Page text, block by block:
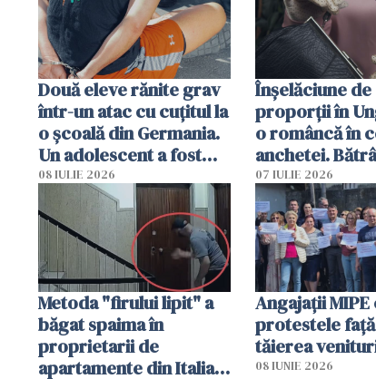
Două eleve rănite grav
într-un atac cu cuțitul la
o școală din Germania.
Un adolescent a fost
arestat
08 IULIE 2026
Înșelăciune de
proporții în
o româncă în
anchetei.
puși să lase la
genți cu aur și
07 IULIE 2026
Metoda "firului lipit" a
băgat spaima în
proprietarii de
apartamente din Italia.
Angajaţii
protestele
tăierea
08 IUNIE 2026